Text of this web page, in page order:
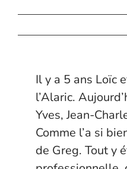
Il y a 5 ans Loïc
l’Alaric.
Yves, Jean-
Comme l’a si
de Greg. Tout y